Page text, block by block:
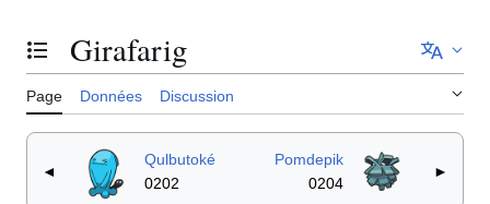
Basculer la table des matières
Girafarig
Page Données Discussion
◄
Qulbutoké
0202
Pomdepik
0204
►